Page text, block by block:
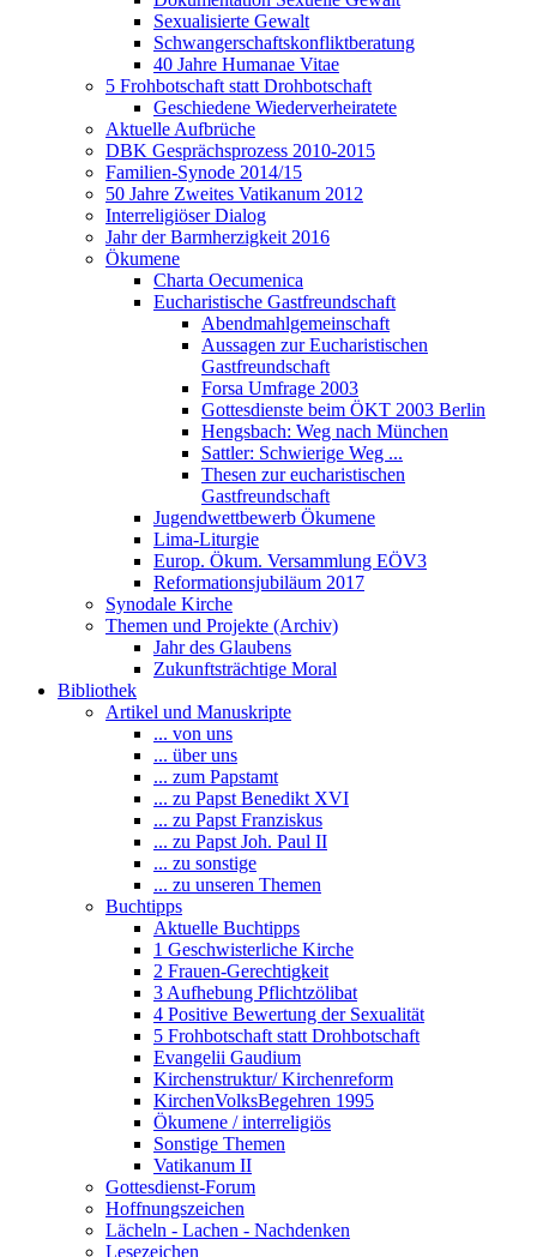
Sexualisierte Gewalt
Schwangerschaftskonfliktberatung
40 Jahre Humanae Vitae
5 Frohbotschaft statt Drohbotschaft
Geschiedene Wiederverheiratete
Aktuelle Aufbrüche
DBK Gesprächsprozess 2010-2015
Familien-Synode 2014/15
50 Jahre Zweites Vatikanum 2012
Interreligiöser Dialog
Jahr der Barmherzigkeit 2016
Ökumene
Charta Oecumenica
Eucharistische Gastfreundschaft
Abendmahlgemeinschaft
Aussagen zur Eucharistischen
Gastfreundschaft
Forsa Umfrage 2003
Gottesdienste beim ÖKT 2003 Berlin
Hengsbach: Weg nach München
Sattler: Schwierige Weg ...
Thesen zur eucharistischen
Gastfreundschaft
Jugendwettbewerb Ökumene
Lima-Liturgie
Europ. Ökum. Versammlung EÖV3
Reformationsjubiläum 2017
Synodale Kirche
Themen und Projekte (Archiv)
Jahr des Glaubens
Zukunftsträchtige Moral
Bibliothek
Artikel und Manuskripte
... von uns
... über uns
... zum Papstamt
... zu Papst Benedikt XVI
... zu Papst Franziskus
... zu Papst Joh. Paul II
... zu sonstige
... zu unseren Themen
Buchtipps
Aktuelle Buchtipps
1 Geschwisterliche Kirche
2 Frauen-Gerechtigkeit
3 Aufhebung Pflichtzölibat
4 Positive Bewertung der Sexualität
5 Frohbotschaft statt Drohbotschaft
Evangelii Gaudium
Kirchenstruktur/ Kirchenreform
KirchenVolksBegehren 1995
Ökumene / interreligiös
Sonstige Themen
Vatikanum II
Gottesdienst-Forum
Hoffnungszeichen
Lächeln - Lachen - Nachdenken
Lesezeichen